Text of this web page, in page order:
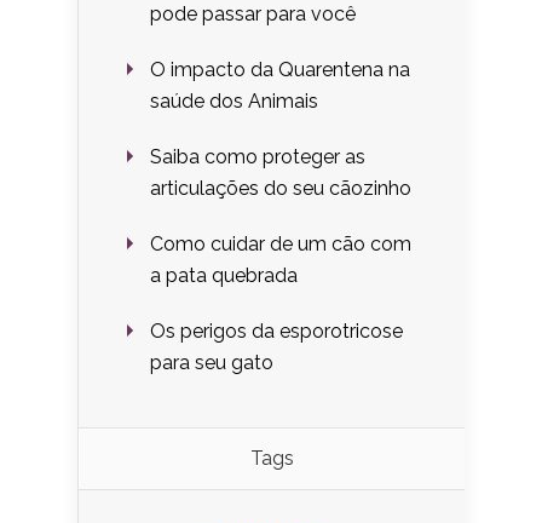
pode passar para você
O impacto da Quarentena na
saúde dos Animais
Saiba como proteger as
articulações do seu cãozinho
Como cuidar de um cão com
a pata quebrada
Os perigos da esporotricose
para seu gato
Tags